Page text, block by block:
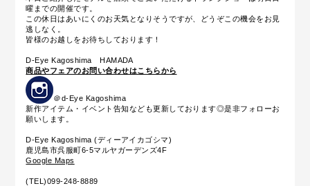
曜までの開催です。
この休日はあいにくのお天気となりそうですが、どうぞこの機会をお見
逃しなく。
皆様のお越しをお待ちしております！
D-Eye Kagoshima HAMADA
商品やフェアのお問い合わせはこちらから
＠d-Eye Kagoshima
新作アイテム・イベント告知なども更新しております◎是非フォローお
願いします。
D-Eye Kagoshima (ディーアイカゴシマ)
鹿児島市呉服町6-5マルヤガーデンズ4F
Google Maps
(TEL)099-248-8889